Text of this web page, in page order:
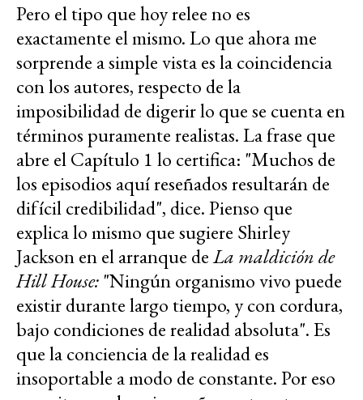
Pero el tipo que hoy relee no es
exactamente el mismo. Lo que ahora me
sorprende a simple vista es la coincidencia
con los autores, respecto de la
imposibilidad de digerir lo que se cuenta en
términos puramente realistas. La frase que
abre el Capítulo 1 lo certifica: "Muchos de
los episodios aquí reseñados resultarán de
difícil credibilidad", dice. Pienso que
explica lo mismo que sugiere Shirley
Jackson en el arranque deLa maldición de
Hill House: "Ningún organismo vivo puede
existir durante largo tiempo, y con cordura,
bajo condiciones de realidad absoluta". Es
que la conciencia de la realidad es
insoportable a modo de constante. Por eso